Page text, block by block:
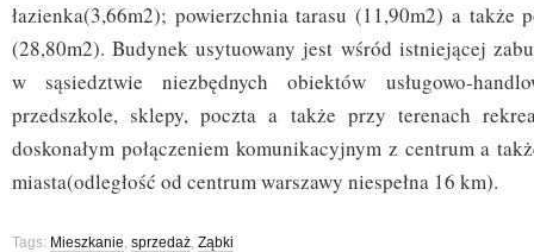
łazienka(3,66m2); powierzchnia tarasu (11,90m2) a także
(28,80m2). Budynek usytuowany jest wśród istniejącej
w sąsiedztwie niezbędnych obiektów usługowo-
przedszkole, sklepy, poczta a także przy terenach
doskonałym połączeniem komunikacyjnym z centrum a
miasta(odległość od centrum warszawy niespełna 16 km).
Tags: Mieszkanie, sprzedaż, Ząbki